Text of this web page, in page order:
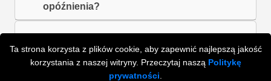
Ta strona korzysta z plików cookie, aby zapewnić najlepszą jakość
korzystania z naszej witryny. Przeczytaj naszą Politykę
prywatności
opóźnienia?
Jak zrobić wycenę przeprowadzki?